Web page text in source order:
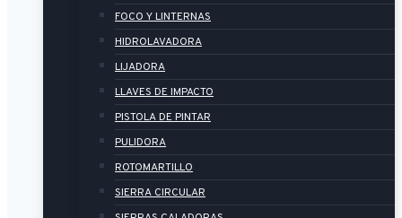
FOCO Y LINTERNAS
HIDROLAVADORA
LIJADORA
LLAVES DE IMPACTO
PISTOLA DE PINTAR
PULIDORA
ROTOMARTILLO
SIERRA CIRCULAR